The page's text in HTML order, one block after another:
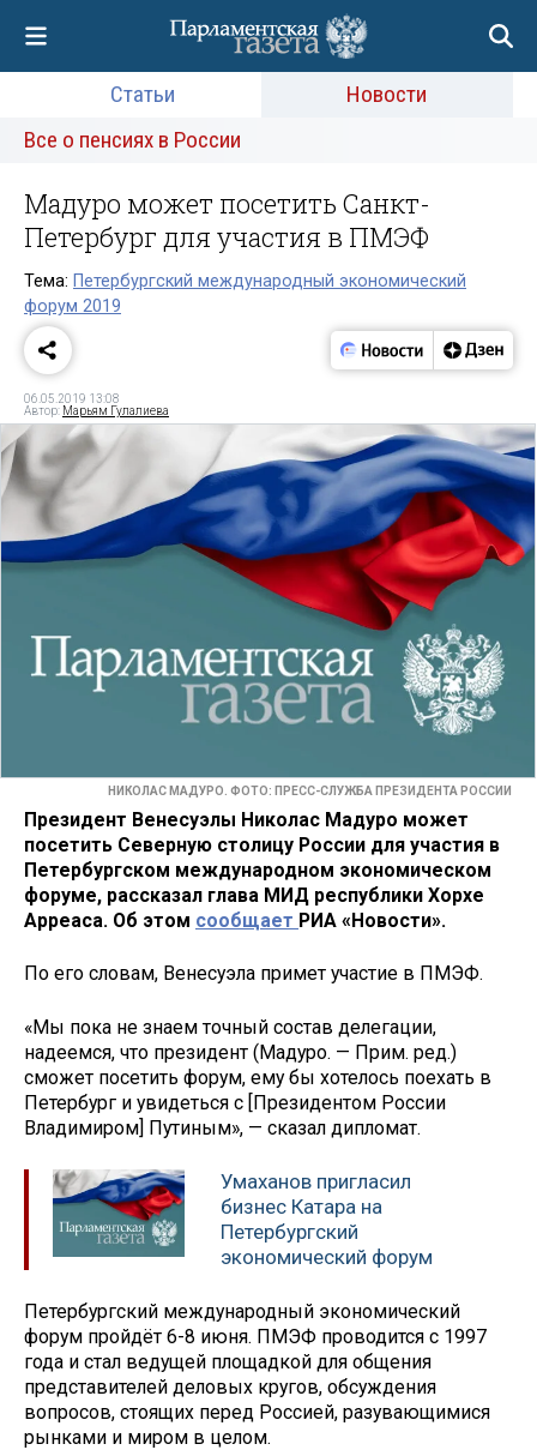
Статьи
Новости
Все о пенсиях в России
Мадуро может посетить Санкт-
Петербург для участия в ПМЭФ
Тема: Петербургский международный экономический
форум 2019
06.05.2019 13:08
Автор: Марьям Гулалиева
НИКОЛАС МАДУРО. ФОТО: ПРЕСС-СЛУЖБА ПРЕЗИДЕНТА РОССИИ
Президент Венесуэлы Николас Мадуро может
посетить Северную столицу России для участия в
Петербургском международном экономическом
форуме, рассказал глава МИД республики Хорхе
Арреаса. Об этом сообщает РИА «Новости».
По его словам, Венесуэла примет участие в ПМЭФ.
«Мы пока не знаем точный состав делегации,
надеемся, что президент (Мадуро. — Прим. ред.)
сможет посетить форум, ему бы хотелось поехать в
Петербург и увидеться с [Президентом России
Владимиром] Путиным», — сказал дипломат.
Умаханов пригласил
бизнес Катара на
Петербургский
экономический форум
Петербургский международный экономический
форум пройдёт 6-8 июня. ПМЭФ проводится с 1997
года и стал ведущей площадкой для общения
представителей деловых кругов, обсуждения
вопросов, стоящих перед Россией, разувающимися
рынками и миром в целом.